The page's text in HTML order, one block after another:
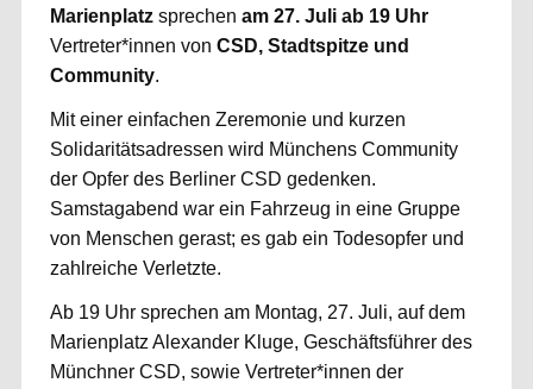
Marienplatzsprechen am 27. Juli ab 19 Uhr
Vertreter*innen von CSD, Stadtspitze und
Community.
Mit einer einfachen Zeremonie und kurzen
Solidaritätsadressen wird Münchens Community
der Opfer des Berliner CSD gedenken.
Samstagabend war ein Fahrzeug in eine Gruppe
von Menschen gerast; es gab ein Todesopfer und
zahlreiche Verletzte.
Ab 19 Uhr sprechen am Montag, 27. Juli, auf dem
Marienplatz Alexander Kluge, Geschäftsführer des
Münchner CSD, sowie Vertreter*innen der